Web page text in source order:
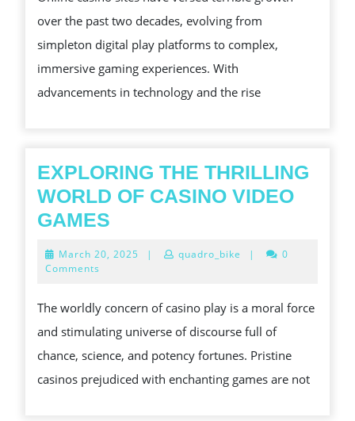
over the past two decades, evolving from
simpleton digital play platforms to complex,
immersive gaming experiences. With
advancements in technology and the rise
EXPLORING THE THRILLING
WORLD OF CASINO VIDEO
GAMES
THRILLING
OF
CASINO
VIDEO
GAMES
March 20, 2025 March
| quadro_bike |
0
Comments
The worldly concern of casino play is a moral force
and stimulating universe of discourse full of
chance, science, and potency fortunes. Pristine
casinos prejudiced with enchanting games are not